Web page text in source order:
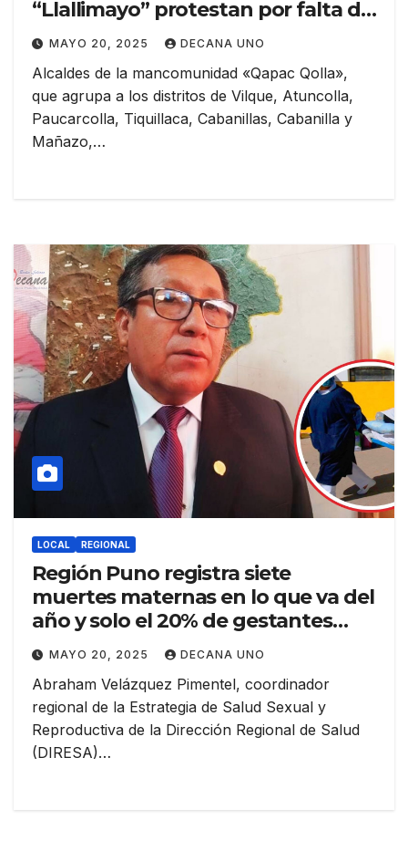
“Llallimayo” protestan por falta de
proyectos y exigen transparencia
al PEBLT.
MAYO 20, 2025 DECANA UNO
Alcaldes de la mancomunidad «Qapac Qolla»,
que agrupa a los distritos de Vilque, Atuncolla,
Paucarcolla, Tiquillaca, Cabanillas, Cabanilla y
Mañazo,…
LOCAL REGIONAL
Región Puno registra siete
muertes maternas en lo que va del
año y solo el 20% de gestantes
acuden a controles prenatales.
MAYO 20, 2025 DECANA UNO
Abraham Velázquez Pimentel, coordinador
regional de la Estrategia de Salud Sexual y
Reproductiva de la Dirección Regional de Salud
(DIRESA)…